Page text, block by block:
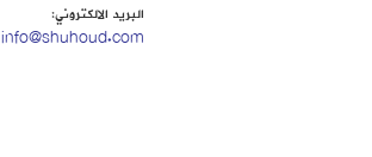
البريد الالكتروني:
info@shuhoud.com